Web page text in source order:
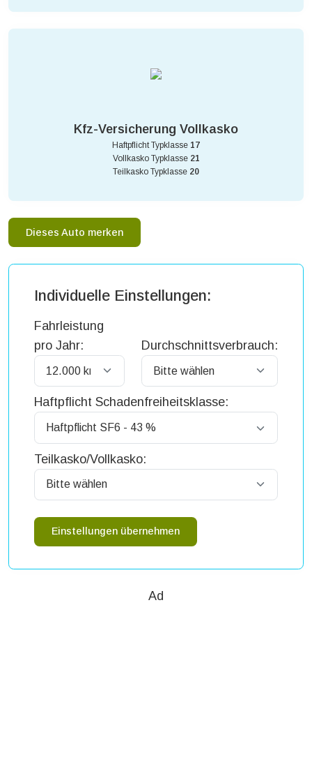
Kfz-Versicherung Vollkasko
Haftpflicht Typklasse 17
Vollkasko Typklasse 21
Teilkasko Typklasse 20
Dieses Auto merken
Individuelle Einstellungen:
Fahrleistung
pro Jahr:
Durchschnittsverbrauch:
Haftpflicht Schadenfreiheitsklasse:
Teilkasko/Vollkasko:
Einstellungen übernehmen
Ad